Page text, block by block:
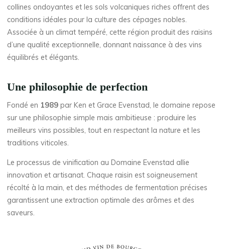
collines ondoyantes et les sols volcaniques riches offrent des
conditions idéales pour la culture des cépages nobles.
Associée à un climat tempéré, cette région produit des raisins
d’une qualité exceptionnelle, donnant naissance à des vins
équilibrés et élégants.
Une philosophie de perfection
Fondé en 1989 par Ken et Grace Evenstad, le domaine repose
sur une philosophie simple mais ambitieuse : produire les
meilleurs vins possibles, tout en respectant la nature et les
traditions viticoles.
Le processus de vinification au Domaine Evenstad allie
innovation et artisanat. Chaque raisin est soigneusement
récolté à la main, et des méthodes de fermentation précises
garantissent une extraction optimale des arômes et des
saveurs.